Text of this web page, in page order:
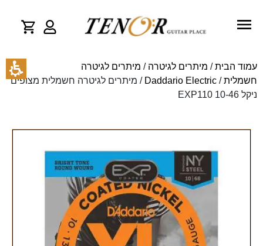
עמוד הבית/ מיתרים לגיטרה / מיתרים לגיטרה
חשמלית/
Daddario Electric / מיתרים לגיטרה חשמלית מצופים
ניקל 10-46 EXP110